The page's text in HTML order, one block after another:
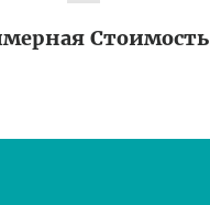
Стоимость